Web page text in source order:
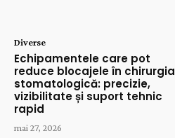
Diverse
Echipamentele care pot
reduce blocajele în chirurgia
stomatologică: precizie,
vizibilitate și suport tehnic
rapid
mai 27, 2026